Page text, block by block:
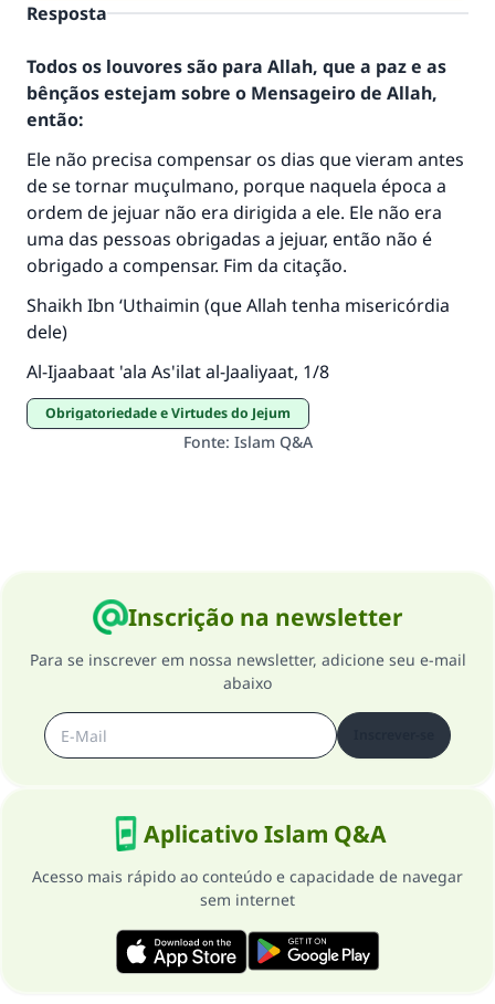
Resposta
Todos os louvores são para Allah, que a paz e as
bênçãos estejam sobre o Mensageiro de Allah,
então:
Ele não precisa compensar os dias que vieram antes
de se tornar muçulmano, porque naquela época a
ordem de jejuar não era dirigida a ele. Ele não era
uma das pessoas obrigadas a jejuar, então não é
obrigado a compensar. Fim da citação.
Shaikh Ibn ‘Uthaimin (que Allah tenha misericórdia
dele)
Al-Ijaabaat 'ala As'ilat al-Jaaliyaat, 1/8
Obrigatoriedade e Virtudes do Jejum
Fonte: Islam Q&A
Inscrição na newsletter
Para se inscrever em nossa newsletter, adicione seu e-mail
abaixo
Aplicativo Islam Q&A
Acesso mais rápido ao conteúdo e capacidade de navegar
sem internet
A resposta n° 110845 salvou um
casamento.
Ajude-nos a responder à Ummah
"Quem quer que incentive outros a fazer o
que é bom receberá a mesma recompensa
que aqueles que o fazem."